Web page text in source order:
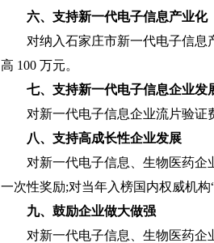
六、支持新一代电子信息产业化
对纳入石家庄市新一代电子信息
高 100 万元。
七、支持新一代电子信息企业发
对新一代电子信息企业流片验证
八、支持高成长性企业发展
对新一代电子信息、生物医药企
一次性奖励;对当年入榜国内权威机构
九、鼓励企业做大做强
对新一代电子信息、生物医药企